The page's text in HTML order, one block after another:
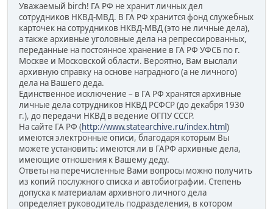
Уважаемый birch! ГА РФ не хранит личных дел
сотрудников НКВД-МВД. В ГА РФ хранится фонд служебных
карточек на сотрудников НКВД-МВД (это не личные дела),
а также архивные уголовные дела на репрессированных,
переданные на постоянное хранение в ГА РФ УФСБ по г.
Москве и Московской области. Вероятно, Вам выслали
архивную справку на основе наградного (а не личного)
дела на Вашего деда.
Единственное исключение – в ГА РФ хранятся архивные
личные дела сотрудников НКВД РСФСР (до декабря 1930
г.), до передачи НКВД в ведение ОГПУ СССР.
На сайте ГА РФ (http://www.statearchive.ru/index.html)
имеются электронные описи, благодаря которым Вы
можете установить: имеются ли в ГАРФ архивные дела,
имеющие отношения к Вашему деду.
Ответы на перечисленные Вами вопросы можно получить
из копий послужного списка и автобиографии. Степень
допуска к материалам архивного личного дела
определяет руководитель подразделения, в котором